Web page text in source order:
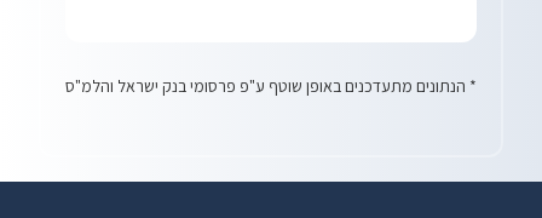
* הנתונים מתעדכנים באופן שוטף ע"פ פרסומי בנק ישראל והלמ"ס